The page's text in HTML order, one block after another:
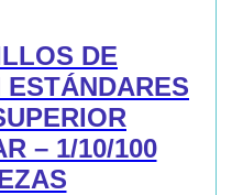
DE
ESTÁNDARES
– 1/10/100